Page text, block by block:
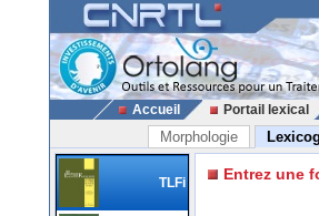
Accueil Portail lexical
Morphologie
TLFi Entrez une